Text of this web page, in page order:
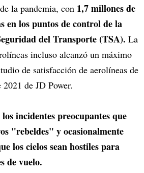
la pandemia, con 1,7 millones de
en los puntos de control de la
del Transporte (TSA). La
incluso alcanzó un máximo
de satisfacción de aerolíneas de
de JD Power.
incidentes preocupantes que
"rebeldes" y ocasionalmente
los cielos sean hostiles para
de vuelo.